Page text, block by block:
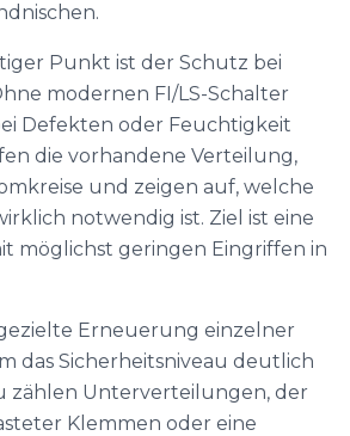
Punkt ist der Schutz bei
modernen FI/LS-Schalter
Defekten oder Feuchtigkeit
die vorhandene Verteilung,
und zeigen auf, welche
notwendig ist. Ziel ist eine
möglichst geringen Eingriffen in
Erneuerung einzelner
das Sicherheitsniveau deutlich
zählen Unterverteilungen, der
Klemmen oder eine